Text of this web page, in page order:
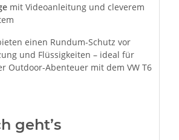
mit Videoanleitung und cleverem
einen Rundum-Schutz vor
und Flüssigkeiten – ideal für
Outdoor-Abenteuer mit dem VW T6
geht’s